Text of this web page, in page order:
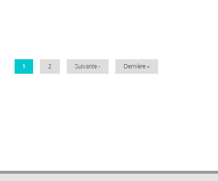
Page
1 Page
2
Page
Suivante ›
Dernière
Dernière »